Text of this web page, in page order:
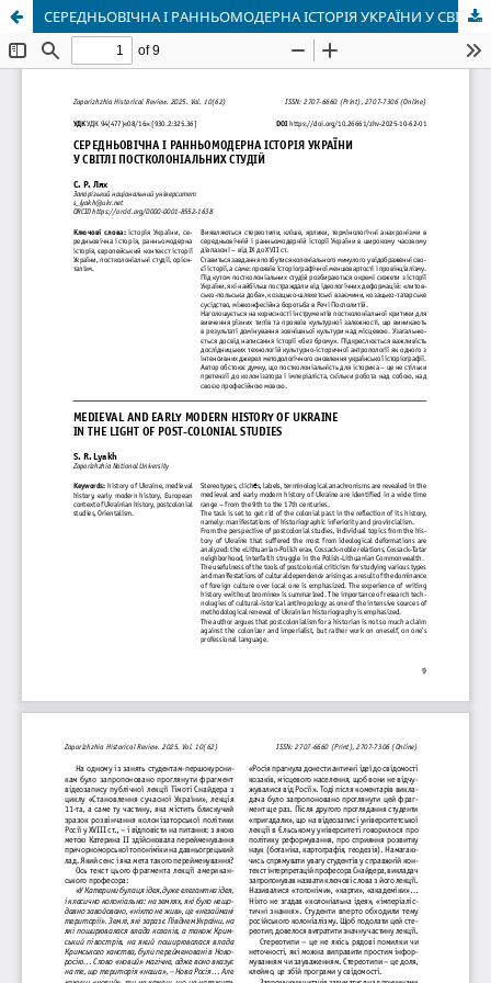
СЕРЕДНЬОВІЧНА І РАННЬОМОДЕРНА ІСТОРІЯ УКРАЇНИ У СВІТЛІ ПОСТКОЛОНІАЛЬНИХ СТУДІЙ